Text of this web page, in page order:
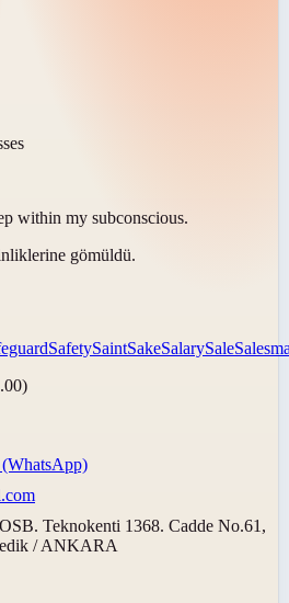
within my subconscious.
gömüldü.
SafetySaintSakeSalarySale
(WhatsApp)
Teknokenti 1368. Cadde No.61,
/ ANKARA